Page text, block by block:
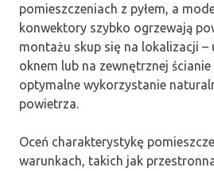
pomieszczeniach z pyłem, a
konwektory szybko ogrzewają
montażu skup się na lokalizacji –
oknem lub na zewnętrznej
optymalne wykorzystanie
powietrza.
Oceń charakterystykę
warunkach, takich jak